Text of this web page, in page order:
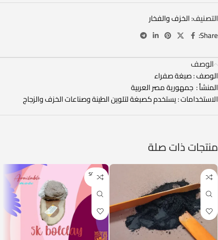
التصنيف:الخزف والفخار
Share:
الوصف
الوصف : صبغة صفراء
المنشأ : جمهورية مصر العربية
الاستخدامات : يستخدم كصبغة لتلوين الطينة وصناعات الخزف والزجاج
منتجات ذات صلة
SOLD O
UT